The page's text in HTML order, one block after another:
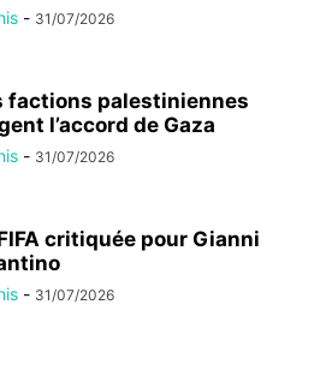
- 31/07/2026
factions palestiniennes
l’accord de Gaza
- 31/07/2026
critiquée pour Gianni
- 31/07/2026